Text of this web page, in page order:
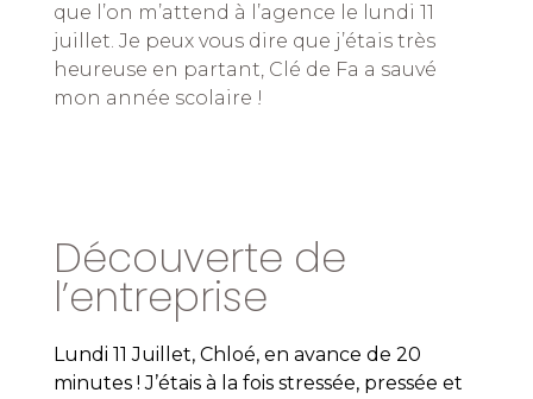
que l’on m’attend à l’agence le lundi 11
juillet. Je peux vous dire que j’étais très
heureuse en partant, Clé de Fa a sauvé
mon année scolaire !
Découverte de
l’entreprise
Lundi 11 Juillet, Chloé, en avance de 20
minutes ! J’étais à la fois stressée, pressée et